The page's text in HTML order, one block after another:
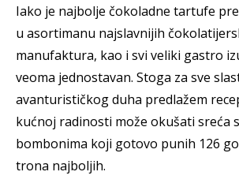
Iako je najbolje čokoladne tartufe
u asortimanu najslavnijih
manufaktura, kao i svi veliki gastro
veoma jednostavan. Stoga za sve
avanturističkog duha predlažem
kućnoj radinosti može okušati sreća
bombonima koji gotovo punih 126
trona najboljih.